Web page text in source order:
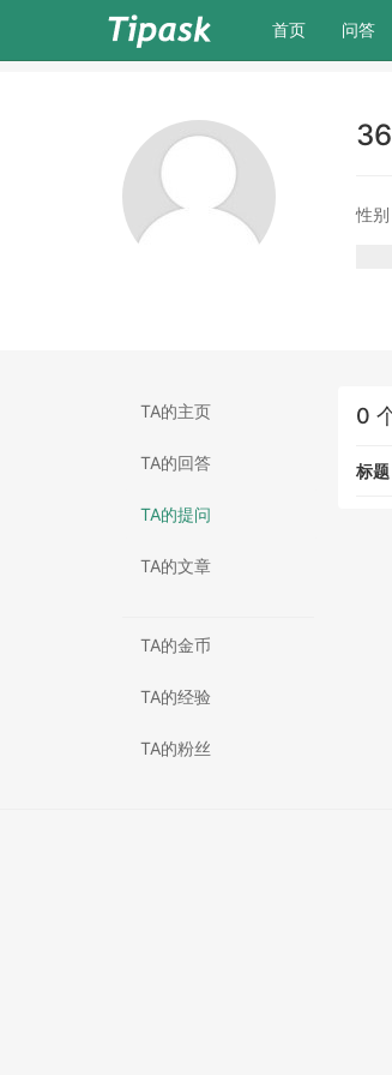
首页(current)
问答
性别
TA的主页
TA的回答
TA的提问
TA的文章
TA的金币
TA的经验
TA的粉丝
0
标题